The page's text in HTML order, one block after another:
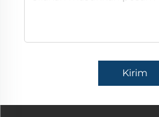
Kirim